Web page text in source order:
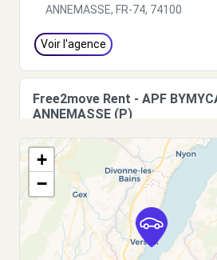
ANNEMASSE, FR-74, 74100
Voir l'agence
Free2move Rent - APF
ANNEMASSE (P)
ROUTE DE THONON
ANNEMASSE, 74100
Voir l'agence
Free2move Rent - APF
+
−